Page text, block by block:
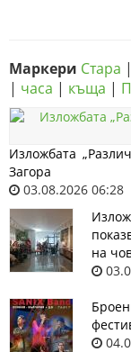
Маркери Стара |
| часа | къща |
Изложбата
Загора
03.08.2026 06:28
на